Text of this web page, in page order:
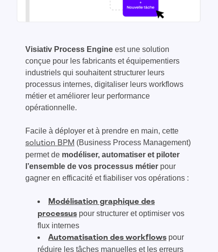
Visiativ Process Engine est une solution
conçue pour les fabricants et équipementiers
industriels qui souhaitent structurer leurs
processus internes, digitaliser leurs workflows
métier et améliorer leur performance
opérationnelle.
Facile à déployer et à prendre en main, cette
solution BPM (Business Process Management)
permet de modéliser, automatiser et piloter
l’ensemble de vos processus métier pour
gagner en efficacité et fiabiliser vos opérations :
Modélisation graphique des
processus pour structurer et optimiser vos
flux internes
Automatisation des workflows pour
réduire les tâches manuelles et les erreurs